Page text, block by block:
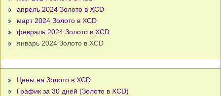
апрель 2024 Золото в XCD
март 2024 Золото в XCD
февраль 2024 Золото в XCD
январь 2024 Золото в XCD
Цены на Золото в XCD
График за 30 дней (Золото в XCD)